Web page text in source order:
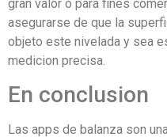
gran valor o para fines
asegurarse de que la
objeto este nivelada y sea
medicion precisa.
En conclusion
Las apps de balanza son